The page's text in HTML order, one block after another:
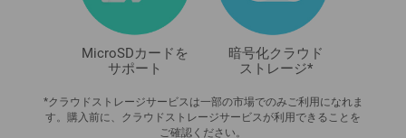
MicroSDカードを
サポート
暗号化クラウド
ストレージ*
*クラウドストレージサービスは一部の市場でのみご利用になれま
す。購入前に、クラウドストレージサービスが利用できることを
ご確認ください。